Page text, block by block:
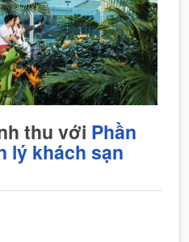
thu với Phần
lý khách sạn